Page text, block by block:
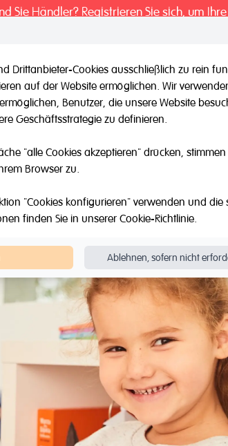
Sie Händler? Registrieren Sie sich, um
/ Andere Marken Outlet Über
Drittanbieter-Cookies ausschließlich zu rein
auf der Website ermöglichen. Wir
Benutzer, die unsere Website
Geschäftsstrategie zu definieren.
"alle Cookies akzeptieren" drücken,
Browser zu.
"Cookies konfigurieren" verwenden und
finden Sie in unserer Cookie-Richtlinie.
Ablehnen, sofern nicht